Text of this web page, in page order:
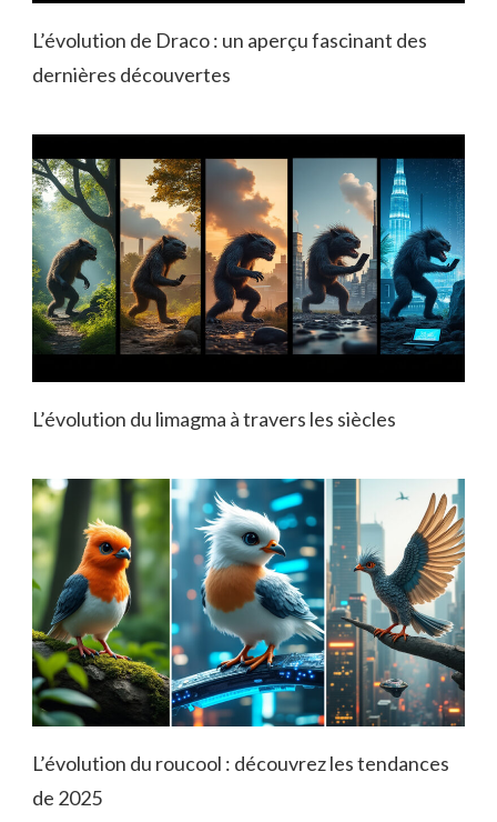
L’évolution de Draco : un aperçu fascinant des
dernières découvertes
L’évolution du limagma à travers les siècles
L’évolution du roucool : découvrez les tendances
de 2025